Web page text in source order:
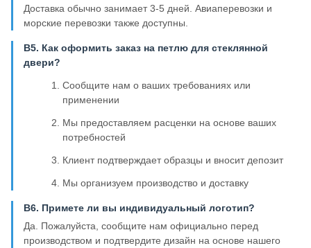
Доставка обычно занимает 3-5 дней. Авиаперевозки и
морские перевозки также доступны.
В5. Как оформить заказ на петлю для стеклянной
двери?
Сообщите нам о ваших требованиях или
применении
Мы предоставляем расценки на основе ваших
потребностей
Клиент подтверждает образцы и вносит депозит
Мы организуем производство и доставку
В6. Примете ли вы индивидуальный логотип?
Да. Пожалуйста, сообщите нам официально перед
производством и подтвердите дизайн на основе нашего